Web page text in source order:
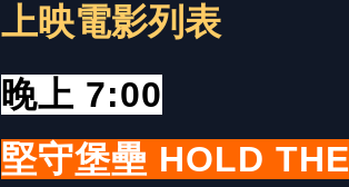
上映電影列表
晚上 7:00
堅守堡壘 HOLD